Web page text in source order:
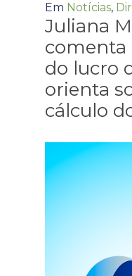
Em Notícias,
Juliana
comenta
do lucro
orienta
cálculo